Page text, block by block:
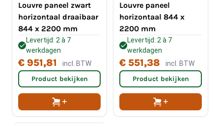
Louvre paneel zwart
horizontaal draaibaar
844 x 2200 mm
Levertijd: 2 à 7
werkdagen
€ 951,81 incl. BTW
Product bekijken
Louvre paneel
horizontaal 844 x
2200 mm
Levertijd: 2 à 7
werkdagen
€ 551,38 incl. BTW
Product bekijken